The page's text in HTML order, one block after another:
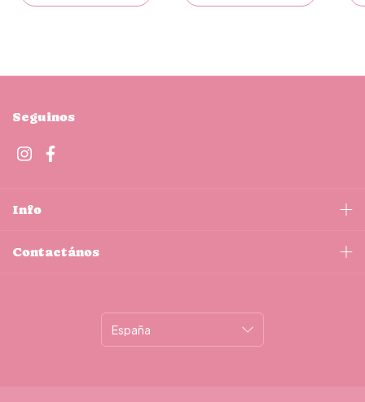
Seguinos
Info
Contactános